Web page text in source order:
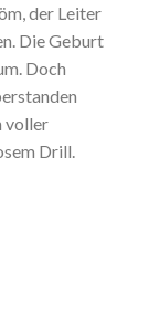
der Leiter
Die Geburt
Doch
voller
Drill.